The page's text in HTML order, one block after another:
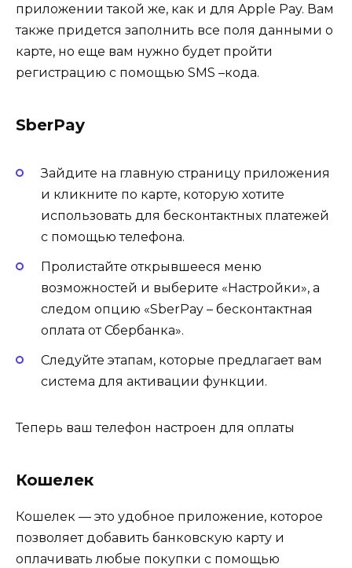
приложении такой же, как и для Apple Pay. Вам
также придется заполнить все поля данными о
карте, но еще вам нужно будет пройти
регистрацию с помощью SMS –кода.
SberPay
Зайдите на главную страницу приложения
и кликните по карте, которую хотите
использовать для бесконтактных платежей
с помощью телефона.
Пролистайте открывшееся меню
возможностей и выберите «Настройки», а
следом опцию «SberPay – бесконтактная
оплата от Сбербанка».
Следуйте этапам, которые предлагает вам
система для активации функции.
Теперь ваш телефон настроен для оплаты
Кошелек
Кошелек — это удобное приложение, которое
позволяет добавить банковскую карту и
оплачивать любые покупки с помощью